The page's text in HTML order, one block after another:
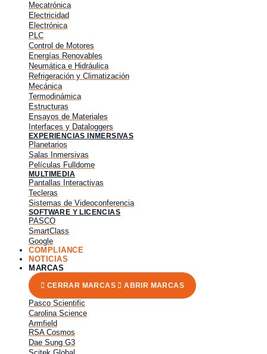
Mecatrónica
Electricidad
Electrónica
PLC
Control de Motores
Energías Renovables
Neumática e Hidráulica
Refrigeración y Climatización
Mecánica
Termodinámica
Estructuras
Ensayos de Materiales
Interfaces y Dataloggers
EXPERIENCIAS INMERSIVAS
Planetarios
Salas Inmersivas
Películas Fulldome
MULTIMEDIA
Pantallas Interactivas
Tecleras
Sistemas de Videoconferencia
SOFTWARE Y LICENCIAS
PASCO
SmartClass
Google
COMPLIANCE
NOTICIAS
MARCAS
CERRAR MARCAS ABRIR MARCAS
Pasco Scientific
Carolina Science
Armfield
RSA Cosmos
Dae Sung G3